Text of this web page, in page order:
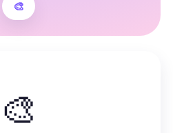
en ajoutant votre
à ces créatures
pour vous ou vos
créativité tout en
🎨
🎨